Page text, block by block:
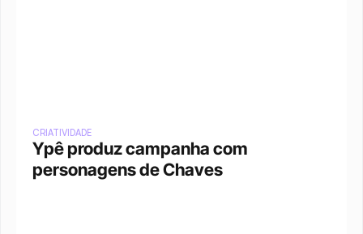
CRIATIVIDADE
Ypê produz campanha com
personagens de Chaves